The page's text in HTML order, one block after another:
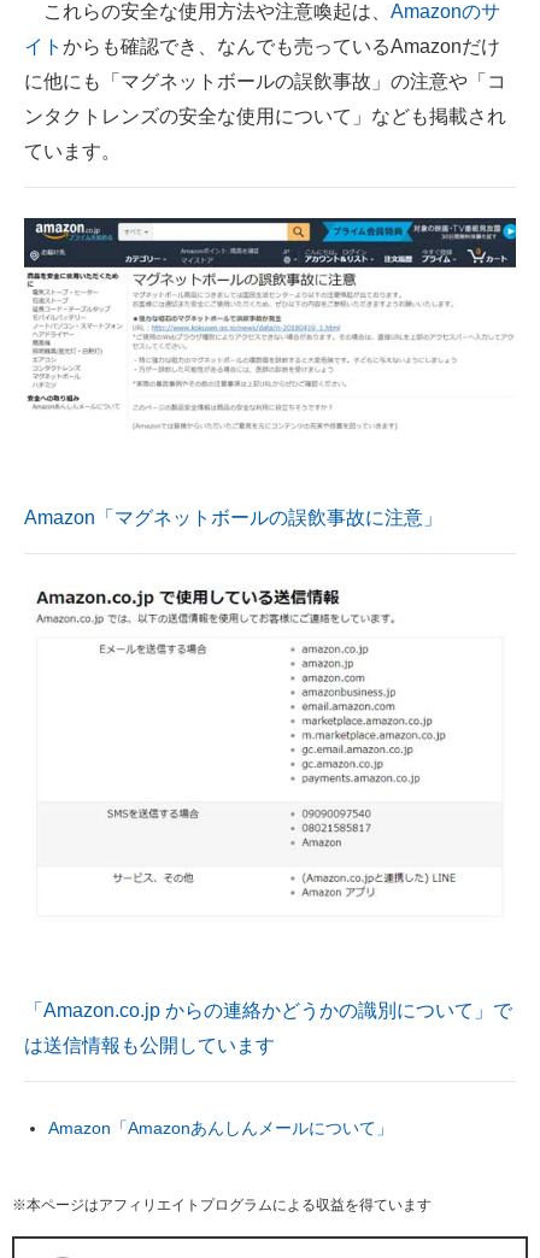
これらの安全な使用方法や注意喚起は、 Amazonのサ
イト からも確認でき、なんでも売っているAmazonだけ
に他にも「マグネットボールの誤飲事故」の注意や「コ
ンタクトレンズの安全な使用について」なども掲載され
ています。
Amazon「マグネットボールの誤飲事故に注意」
「Amazon.co.jp からの連絡かどうかの識別について」で
は送信情報も公開しています
Amazon「Amazonあんしんメールについて」
※本ページはアフィリエイトプログラムによる収益を得ています